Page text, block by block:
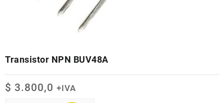
Transistor NPN BUV48A
$ 3.800,0 +IVA